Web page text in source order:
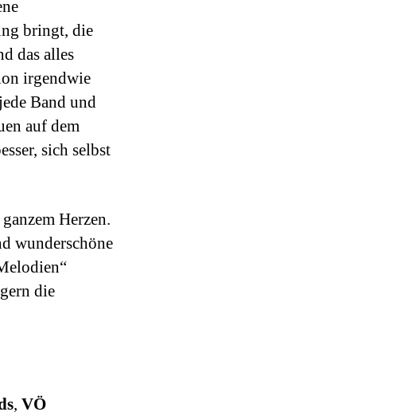
bringt, die
das alles
irgendwie
Band und
auf dem
sich selbst
Herzen.
wunderschöne
die
, VÖ